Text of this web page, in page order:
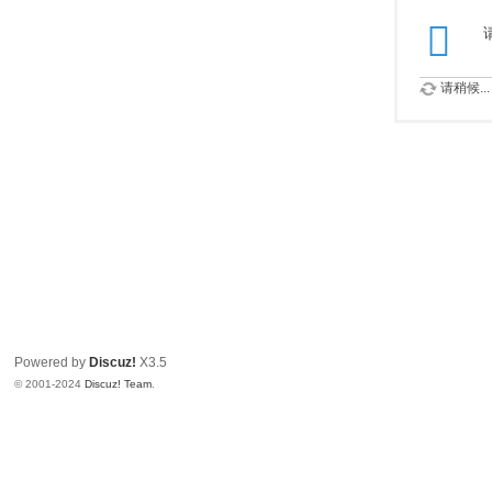
请稍候...
Powered by Discuz! X3.5
© 2001-2024Discuz! Team